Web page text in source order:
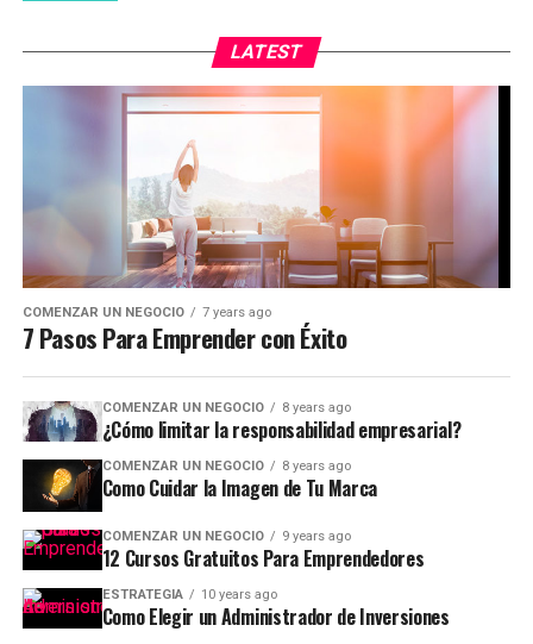
LATEST
COMENZAR UN NEGOCIO 7 years ago
7 Pasos Para Emprender con Éxito
COMENZAR UN NEGOCIO 8 years ago
¿Cómo limitar la responsabilidad empresarial?
COMENZAR UN NEGOCIO 8 years ago
Como Cuidar la Imagen de Tu Marca
COMENZAR UN NEGOCIO 9 years ago
12 Cursos Gratuitos Para Emprendedores
ESTRATEGIA 10 years ago
Como Elegir un Administrador de Inversiones